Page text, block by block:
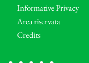
Informative Privacy
Area riservata
Credits